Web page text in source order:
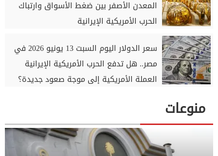
المعدن الأصفر بين ضغط الأسواق وارتباك
الحرب الأمريكية الإيرانية
سعر الدولار اليوم السبت 13 يونيو 2026 في
مصر.. هل تدفع الحرب الأمريكية الإيرانية
العملة الأمريكية إلى موجة صعود جديدة؟
منوعات